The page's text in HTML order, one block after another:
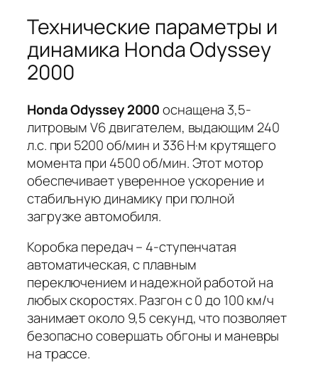
Технические параметры и
динамика Honda Odyssey
2000
Honda Odyssey 2000оснащена 3,5-
литровым V6 двигателем, выдающим 240
л.с. при 5200 об/мин и 336 Н·м крутящего
момента при 4500 об/мин. Этот мотор
обеспечивает уверенное ускорение и
стабильную динамику при полной
загрузке автомобиля.
Коробка передач – 4-ступенчатая
автоматическая, с плавным
переключением и надежной работой на
любых скоростях. Разгон с 0 до 100 км/ч
занимает около 9,5 секунд, что позволяет
безопасно совершать обгоны и маневры
на трассе.